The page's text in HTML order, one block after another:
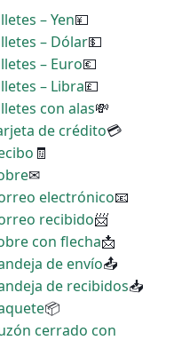
– Yen💴
– Dólar💵
– Euro💶
– Libra💷
con alas💸
de crédito💳
🧾
✉
electrónico📧
recibido📨
con flecha📩
de envío📤
de recibidos📥
📦
cerrado con